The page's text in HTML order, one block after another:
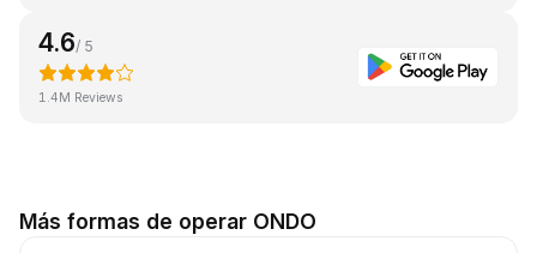
4.6/ 5
1.4M Reviews
Más formas de operar ONDO